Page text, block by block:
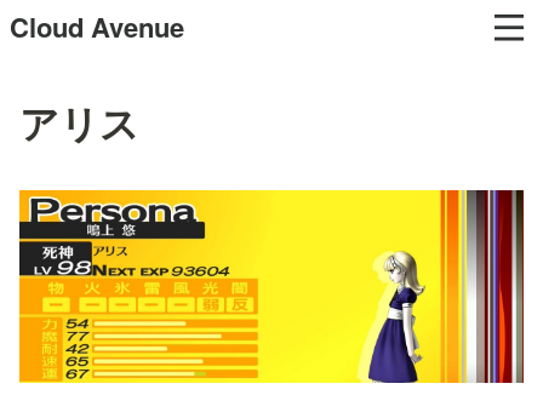
Cloud Avenue
アリス